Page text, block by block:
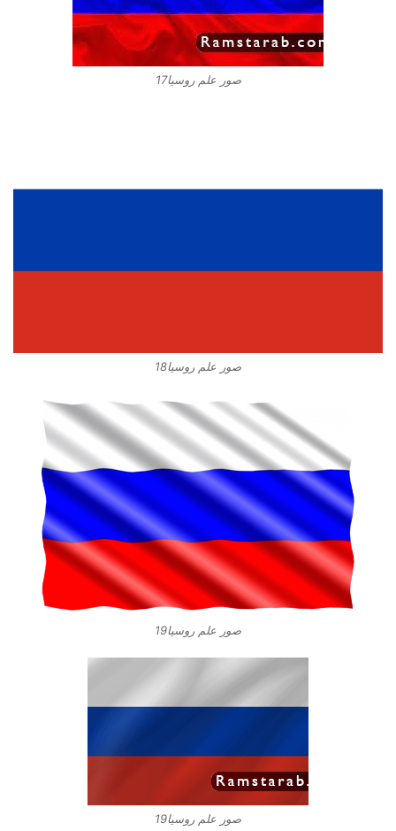
صور علم روسيا17
صور علم روسيا18
صور علم روسيا19
صور علم روسيا19